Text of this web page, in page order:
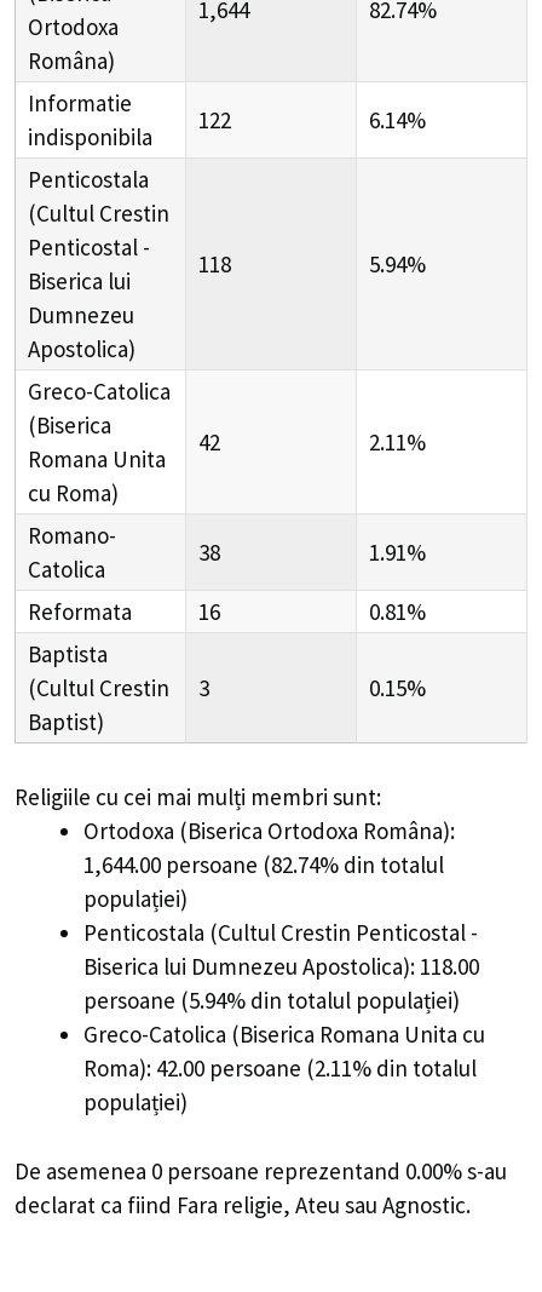
Ortodoxa
Româna)
1,644 82.74%
Informatie
indisponibila
122 6.14%
Penticostala
(Cultul Crestin
Penticostal -
Biserica lui
Dumnezeu
Apostolica)
118 5.94%
Greco-Catolica
(Biserica
Romana Unita
cu Roma)
42 2.11%
Romano-
Catolica
38 1.91%
Reformata 16
0.81%
Baptista
(Cultul Crestin
Baptist)
3 0.15%
Religiile cu cei mai mulți membri sunt:
Ortodoxa (Biserica Ortodoxa Româna):
1,644.00 persoane (82.74% din totalul
populației)
Penticostala (Cultul Crestin Penticostal -
Biserica lui Dumnezeu Apostolica): 118.00
persoane (5.94% din totalul populației)
Greco-Catolica (Biserica Romana Unita cu
Roma): 42.00 persoane (2.11% din totalul
populației)
De asemenea 0 persoane reprezentand 0.00% s-au
declarat ca fiind Fara religie, Ateu sau Agnostic.